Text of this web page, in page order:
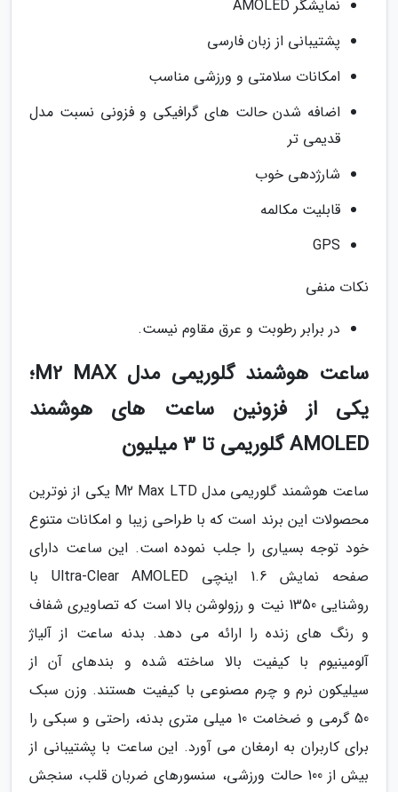
نمایشگر AMOLED
پشتیبانی از زبان فارسی
امکانات سلامتی و ورزشی مناسب
اضافه شدن حالت های گرافیکی و فزونی نسبت مدل
قدیمی تر
شارژدهی خوب
قابلیت مکالمه
GPS
نکات منفی
در برابر رطوبت و عرق مقاوم نیست.
ساعت هوشمند گلوریمی مدل M2 MAX؛
یکی از فزونین ساعت های هوشمند
AMOLED گلوریمی تا 3 میلیون
ساعت هوشمند گلوریمی مدل M2 Max LTD یکی از نوترین
محصولات این برند است که با طراحی زیبا و امکانات متنوع
خود توجه بسیاری را جلب نموده است. این ساعت دارای
صفحه نمایش 1.6 اینچی Ultra-Clear AMOLED با
روشنایی 1350 نیت و رزولوشن بالا است که تصاویری شفاف
و رنگ های زنده را ارائه می دهد. بدنه ساعت از آلیاژ
آلومینیوم با کیفیت بالا ساخته شده و بندهای آن از
سیلیکون نرم و چرم مصنوعی با کیفیت هستند. وزن سبک
50 گرمی و ضخامت 10 میلی متری بدنه، راحتی و سبکی را
برای کاربران به ارمغان می آورد. این ساعت با پشتیبانی از
بیش از 100 حالت ورزشی، سنسورهای ضربان قلب، سنجش